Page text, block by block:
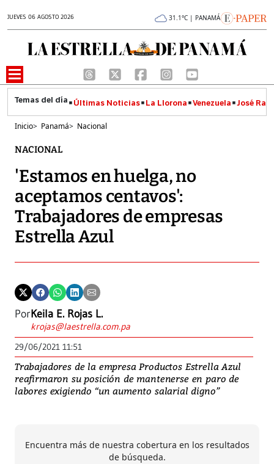
JUEVES 06 AGOSTO 2026 31.1°C | PANAMÁ
Últimas Noticias La Llorona Venezuela José
Inicio> Panamá> Nacional
NACIONAL
'Estamos en huelga, no
aceptamos centavos':
Trabajadores de empresas
Estrella Azul
PorKeila E. Rojas L.
krojas@laestrella.com.pa
29/06/2021 11:51
Trabajadores de la empresa Productos Estrella Azul
reafirmaron su posición de mantenerse en paro de
labores exigiendo “un aumento salarial digno”
Encuentra más de nuestra cobertura en los resultados
de búsqueda.